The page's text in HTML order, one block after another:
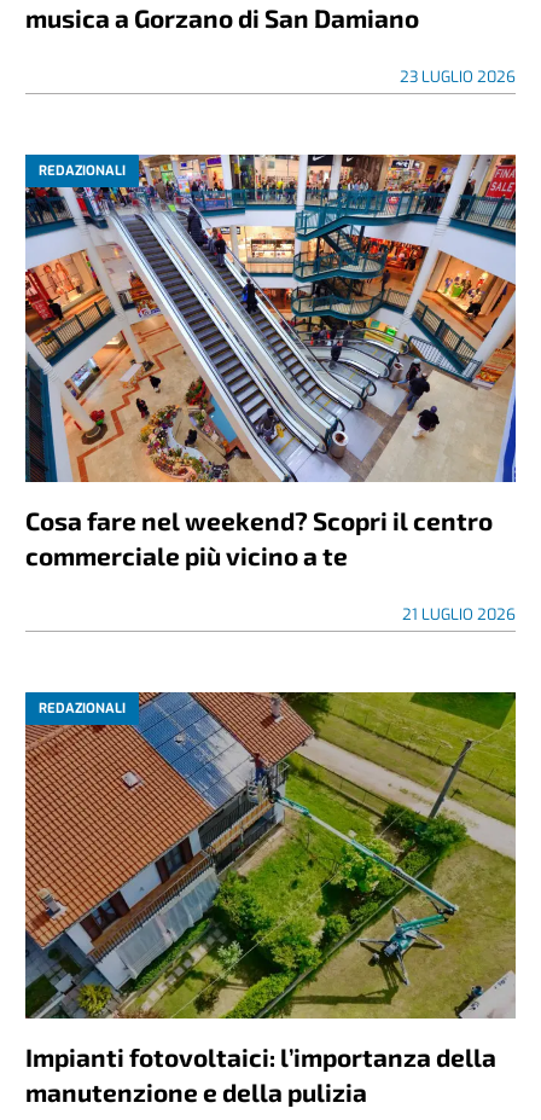
musica a Gorzano di San Damiano
23 LUGLIO 2026
REDAZIONALI
Cosa fare nel weekend? Scopri il centro
commerciale più vicino a te
21 LUGLIO 2026
REDAZIONALI
Impianti fotovoltaici: l’importanza della
manutenzione e della pulizia